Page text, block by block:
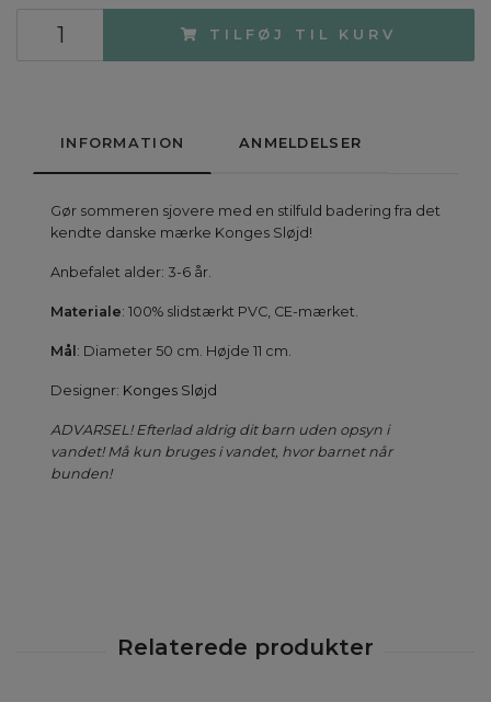
TILFØJ TIL KURV
INFORMATION ANMELDELSER
Gør sommeren sjovere med en stilfuld badering fra det
kendte danske mærke Konges Sløjd!
Anbefalet alder: 3-6 år.
Materiale: 100% slidstærkt PVC, CE-mærket.
Mål : Diameter 50 cm. Højde 11 cm.
Designer: Konges Sløjd
ADVARSEL! Efterlad aldrig dit barn uden opsyn i
vandet! Må kun bruges i vandet, hvor barnet når
bunden!